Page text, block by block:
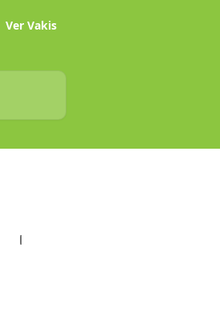
Ver Vakis